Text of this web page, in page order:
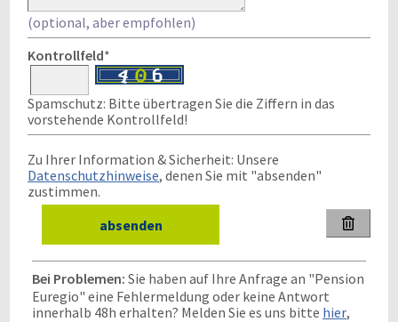
(optional, aber empfohlen)
Kontrollfeld*
Spamschutz: Bitte übertragen Sie die Ziffern in das
vorstehende Kontrollfeld!
Zu Ihrer Information & Sicherheit: Unsere
Datenschutzhinweise, denen Sie mit "absenden"
zustimmen.

Bei Problemen: Sie haben auf Ihre Anfrage an "Pension
Euregio" eine Fehlermeldung oder keine Antwort
innerhalb 48h erhalten? Melden Sie es uns bitte hier,